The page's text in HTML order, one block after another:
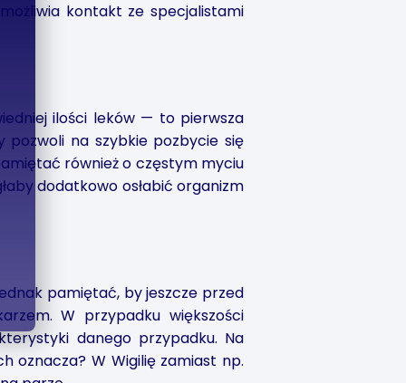
kontakt ze specjalistami
ilości leków — to pierwsza
na szybkie pozbycie się
również o częstym myciu
dodatkowo osłabić organizm
pamiętać, by jeszcze przed
W przypadku większości
danego przypadku. Na
oznacza? W Wigilię zamiast np.